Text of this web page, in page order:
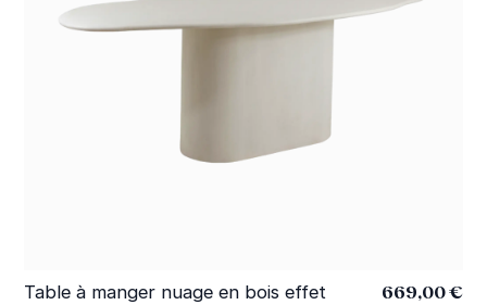
Table à manger nuage en bois effet
669,00 €